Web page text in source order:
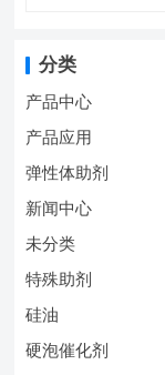
分类
产品中心
产品应用
弹性体助剂
新闻中心
未分类
特殊助剂
硅油
硬泡催化剂